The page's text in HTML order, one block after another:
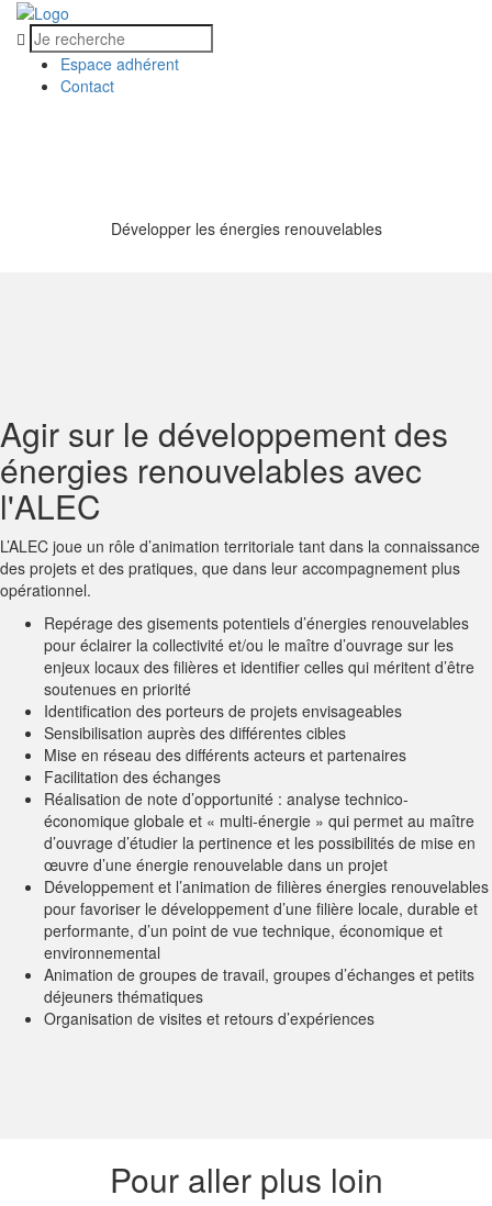
Espace adhérent
Contact
Développer les énergies renouvelables
Agir sur le développement des
énergies renouvelables avec
l'ALEC
L’ALEC joue un rôle d’animation territoriale tant dans la connaissance
des projets et des pratiques, que dans leur accompagnement plus
opérationnel.
Repérage des gisements potentiels d’énergies renouvelables
pour éclairer la collectivité et/ou le maître d’ouvrage sur les
enjeux locaux des filières et identifier celles qui méritent d’être
soutenues en priorité
Identification des porteurs de projets envisageables
Sensibilisation auprès des différentes cibles
Mise en réseau des différents acteurs et partenaires
Facilitation des échanges
Réalisation de note d’opportunité : analyse technico-
économique globale et « multi-énergie » qui permet au maître
d’ouvrage d’étudier la pertinence et les possibilités de mise en
œuvre d’une énergie renouvelable dans un projet
Développement et l’animation de filières énergies renouvelables
pour favoriser le développement d’une filière locale, durable et
performante, d’un point de vue technique, économique et
environnemental
Animation de groupes de travail, groupes d’échanges et petits
déjeuners thématiques
Organisation de visites et retours d’expériences
Pour aller plus loin